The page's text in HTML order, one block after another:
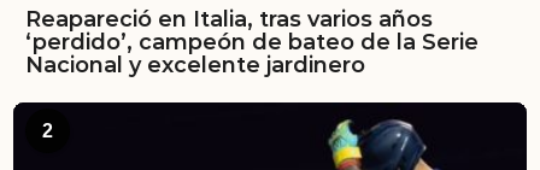
Reapareció en Italia, tras varios años
‘perdido’, campeón de bateo de la Serie
Nacional y excelente jardinero
2